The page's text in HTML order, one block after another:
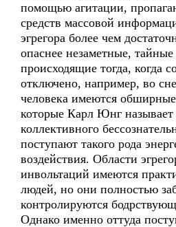
помощью агитации,
средств массовой
эгрегора более чем
опаснее незаметные,
происходящие тогда, когда
отключено, например, во
человека имеются обширные
которые Карл Юнг называет
коллективного
поступают такого рода
воздействия. Области
инвольтаций имеются
людей, но они полностью
контролируются
Однако именно оттуда